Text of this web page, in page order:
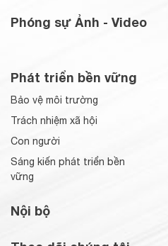
Phóng sự Ảnh - Video
Phát triển bền vững
Bảo vệ môi trường
Trách nhiệm xã hội
Con người
Sáng kiến phát triển bền
vững
Nội bộ